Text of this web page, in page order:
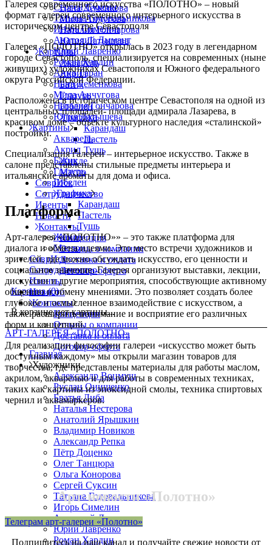
Нана Деменкова
Мила Анчугова
Наталия Гончарова
Юлия Латышева
Картины
Акварель
Акрил
Батик
Глазурь
Гобелен
Графика
Карандаш
Пастель
Тушь
Жикле
Масло
СоврИск
Сотрудничество
Ивенты
Новости
Контакты
Концепция
Отзывы о компании
Доставка и оплата
Договор-оферта
Корзина (0)
В корзине нет картины...
АРТ-ГАЛЕРЕЯ «ПОЛОТНО»
Главная
Художники
Александр Воцмуш
Руслан Онищенко
Братья Либа
Наталья Нестерова
Анатолий Ярышкин
Владимир Новиков
Александр Репка
Пётр Доценко
Олег Танцюра
Ольга Конорова
Сергей Суксин
Татьяна Годовальникова
Игорь Симелин
Анатолий Дымант
Юрий Лавренко
Роман Хардин
Сергей Суксин
Татьяна Годовальникова
Игорь Симелин
Анатолий Дымант
Юрий Лавренко
Роман Хардин
Анна Таран
Нана Деменкова
Мила Анчугова
Наталия Гончарова
Юлия Латышева
Картины
Акварель
Акрил
Батик
Глазурь
Гобелен
Графика
Карандаш
Пастель
Тушь
Жикле
Масло
СоврИск
Сотрудничество
Ивенты
Новости
Контакты
Концепция
Отзывы о компании
Доставка и оплата
Договор-оферта
Галерея современного искусства «ПОЛОТНО» – новый
формат галереи современного интерьерного искусства в
историческом центре Севастополя
Галерея «ПОЛОТНО» открылась в 2023 году в легендарном
городе Севастополь, специализируется на современных (ныне
живущих) художниках Севастополя и Южного федерального
округа Российской Федерации.
Расположена в историческом центре Севастополя на одной из
центральных площадей- площади адмирала Лазарева, в
красивом доме – объекте культурного наследия «сталинской»
постройки.
Специализация галереи – интерьерное искусство. Также в
салоне представлены стильные предметы интерьера и
итальянские ароматы для дома и офиса.
Платформа
Арт-галерея «ПОЛОТНО»» – это также платформа для
диалога и обмена идеями. Это место встречи художников и
зрителей, где можно обсуждать искусство, его ценности и
социальное значение. Галерея организуют выставки, лекции,
дискуссии и другие мероприятия, способствующие активному
общению и обмену мнениями. Это позволяет создать более
глубокое и осмысленное взаимодействие с искусством, а
также расширить понимание и восприятие его различных
форм и концепций.
Для реализации философии галереи «искусство может быть
доступным каждому» мы открыли магазин товаров для
творчества, где представлены материалы для работы маслом,
акрилом, акварелью и для работы в современных техниках,
таких как картины из эпоксидной смолы, техника спиртовых
чернил и аквамаркеров.
Арт-новости «Полотно»
Телеграм арт-галереи «Полотно»
Подпишитесь на наш канал и получайте свежие новости от